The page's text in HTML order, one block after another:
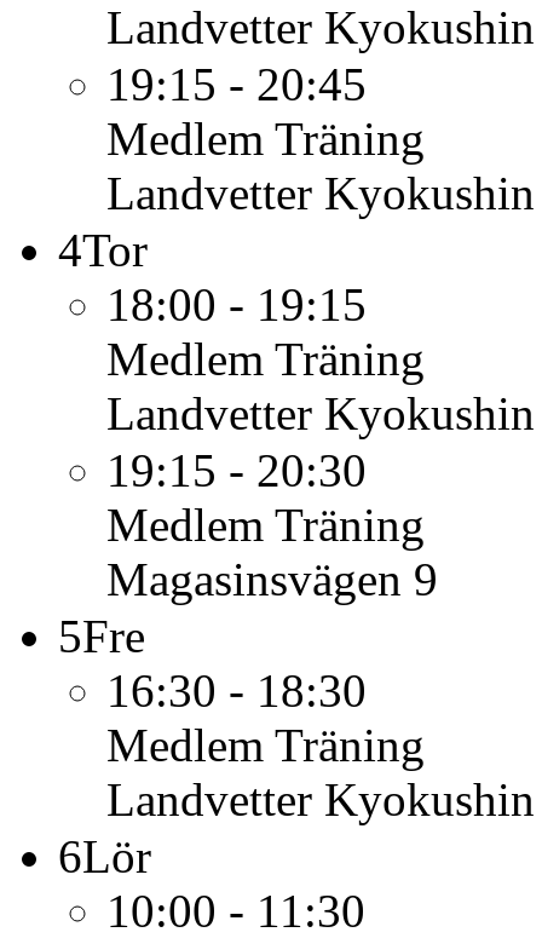
Landvetter
19:15 - 20:45
Medlem Träning
Landvetter
4Tor
18:00 - 19:15
Medlem Träning
Landvetter
19:15 - 20:30
Medlem Träning
Magasinsvägen 9
5Fre
16:30 - 18:30
Medlem Träning
Landvetter
6Lör
10:00 - 11:30